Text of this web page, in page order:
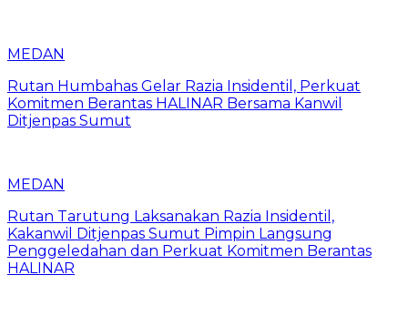
MEDAN
Rutan Humbahas Gelar Razia Insidentil, Perkuat
Komitmen Berantas HALINAR Bersama Kanwil
Ditjenpas Sumut
MEDAN
Rutan Tarutung Laksanakan Razia Insidentil,
Kakanwil Ditjenpas Sumut Pimpin Langsung
Penggeledahan dan Perkuat Komitmen Berantas
HALINAR